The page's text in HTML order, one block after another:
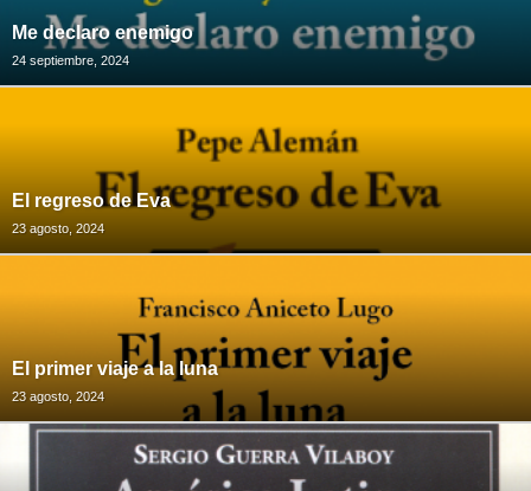
Me declaro enemigo
24 septiembre, 2024
El regreso de Eva
23 agosto, 2024
El primer viaje a la luna
23 agosto, 2024